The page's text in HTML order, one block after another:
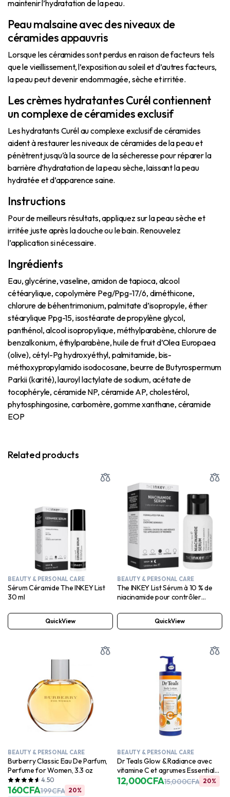
maintenir l’hydratation de la peau.
Peau malsaine avec des niveaux de
céramides appauvris
Lorsque les céramides sont perdus en raison de facteurs tels
que le vieillissement, l’exposition au soleil et d’autres facteurs,
la peau peut devenir endommagée, sèche et irritée.
Les crèmes hydratantes Curél contiennent
un complexe de céramides exclusif
Les hydratants Curél au complexe exclusif de céramides
aident à restaurer les niveaux de céramides de la peau et
pénètrent jusqu’à la source de la sécheresse pour réparer la
barrière d’hydratation de la peau sèche, laissant la peau
hydratée et d’apparence saine.
Instructions
Pour de meilleurs résultats, appliquez sur la peau sèche et
irritée juste après la douche ou le bain. Renouvelez
l’application si nécessaire.
Ingrédients
Eau, glycérine, vaseline, amidon de tapioca, alcool
cétéarylique, copolymère Peg/Ppg-17/6, diméthicone,
chlorure de béhentrimonium, palmitate d’isopropyle, éther
stéarylique Ppg-15, isostéarate de propylène glycol,
panthénol, alcool isopropylique, méthylparabène, chlorure de
benzalkonium, éthylparabène, huile de fruit d’Olea Europaea
(olive), cétyl-Pg hydroxyéthyl, palmitamide, bis-
méthoxypropylamido isodocosane, beurre de Butyrospermum
Parkii (karité), lauroyl lactylate de sodium, acétate de
tocophéryle, céramide NP, céramide AP, cholestérol,
phytosphingosine, carbomère, gomme xanthane, céramide
EOP
Related products
BEAUTY & PERSONAL CARE
Sérum Céramide The INKEY List
30 ml
QuickView
BEAUTY & PERSONAL CARE
The INKEY List Sérum à 10 % de
niacinamide pour contrôler
30 ml
QuickView
BEAUTY & PERSONAL CARE
Burberry Classic Eau De Parfum,
Perfume for Women, 3.3 oz
4.50
199CFA
160CFA
20%
BEAUTY & PERSONAL CARE
Dr Teals Glow & Radiance avec
vitamine C et agrumes Essential
Oils Body Lotion 530ml
15,000CFA
12,000CFA 20%